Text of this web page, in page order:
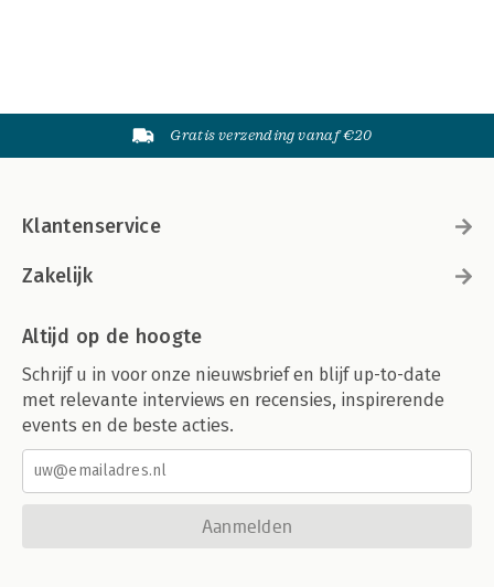
Gratis verzending vanaf €20
Klantenservice
Zakelijk
Altijd op de hoogte
Schrijf u in voor onze nieuwsbrief en blijf up-to-date
met relevante interviews en recensies, inspirerende
events en de beste acties.
Aanmelden